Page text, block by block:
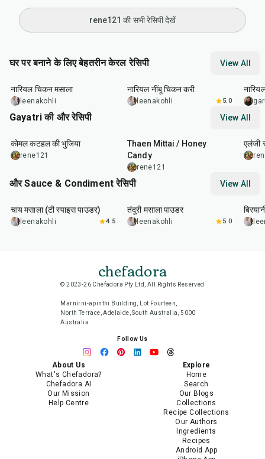
rene121 की सभी रेसिपी देखें
घर पर बनाने के लिए बेहतरीन केरल रेसिपी View All
min
नारियल चिकन मसाला
leenakohli
50
नारियल नींबू चिकन करी
leenakohli 5.0
Gayatri की और रेसिपी View All
50
कोमल कटहल की भुजिया
rene121
Thaen Mittai / Honey
Candy
rene121
एलंजी
और Sauce & Condiment रेसिपी View All
15
चाय मसाला (टी स्पाइस पाउडर)
leenakohli 4.5
तंदूरी मसाला पाउडर
leenakohli 5.0
chefadora
© 2023-26 Chefadora Pty Ltd, All Rights Reserved
Marnirni-apinthi Building, Lot Fourteen,
North Terrace, Adelaide, South Australia, 5000
Australia
Follow Us
About Us
What's Chefadora?
Chefadora AI
Our Mission
Help Centre
Explore
Home
Search
Our Blogs
Collections
Recipe Collections
Our Authors
Ingredients
Recipes
Android App